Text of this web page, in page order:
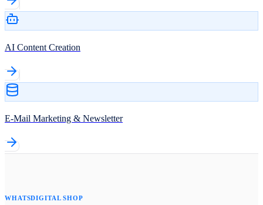
AI Content Creation
E-Mail Marketing & Newsletter
WHATSDIGITAL SHOP